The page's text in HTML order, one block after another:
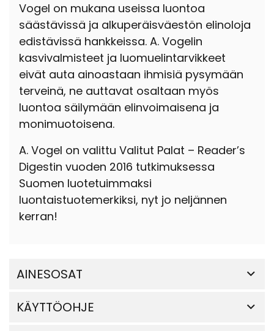
Vogel on mukana useissa luontoa
säästävissä ja alkuperäisväestön elinoloja
edistävissä hankkeissa. A. Vogelin
kasvivalmisteet ja luomuelintarvikkeet
eivät auta ainoastaan ihmisiä pysymään
terveinä, ne auttavat osaltaan myös
luontoa säilymään elinvoimaisena ja
monimuotoisena.
A. Vogel on valittu Valitut Palat – Reader’s
Digestin vuoden 2016 tutkimuksessa
Suomen luotetuimmaksi
luontaistuotemerkiksi, nyt jo neljännen
kerran!
AINESOSAT
KÄYTTÖOHJE